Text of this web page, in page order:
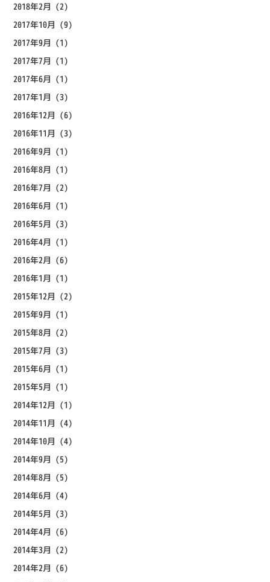
2018年2月 (2)
2017年10月 (9)
2017年9月 (1)
2017年7月 (1)
2017年6月 (1)
2017年1月 (3)
2016年12月 (6)
2016年11月 (3)
2016年9月 (1)
2016年8月 (1)
2016年7月 (2)
2016年6月 (1)
2016年5月 (3)
2016年4月 (1)
2016年2月 (6)
2016年1月 (1)
2015年12月 (2)
2015年9月 (1)
2015年8月 (2)
2015年7月 (3)
2015年6月 (1)
2015年5月 (1)
2014年12月 (1)
2014年11月 (4)
2014年10月 (4)
2014年9月 (5)
2014年8月 (5)
2014年6月 (4)
2014年5月 (3)
2014年4月 (6)
2014年3月 (2)
2014年2月 (6)